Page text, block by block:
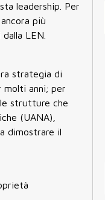
leadership. Per
più
LEN.
strategia di
molti anni; per
strutture che
(UANA),
dimostrare il